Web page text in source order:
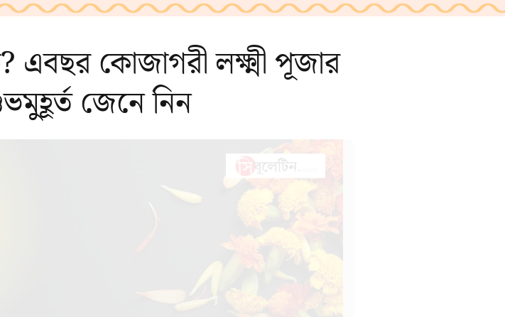
এবছর কোজাগরী লক্ষ্মী পূজার
জেনে নিন